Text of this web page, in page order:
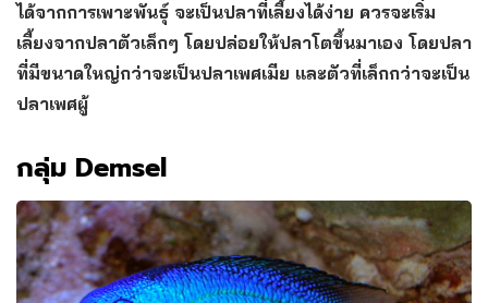
ได้จากการเพาะพันธุ์ จะเป็นปลาที่เลี้ยงได้ง่าย ควรจะเริ่ม
เลี้ยงจากปลาตัวเล็กๆ โดยปล่อยให้ปลาโตขึ้นมาเอง โดยปลา
ที่มีขนาดใหญ่กว่าจะเป็นปลาเพศเมีย และตัวที่เล็กกว่าจะเป็น
ปลาเพศผู้
กลุ่ม Demsel